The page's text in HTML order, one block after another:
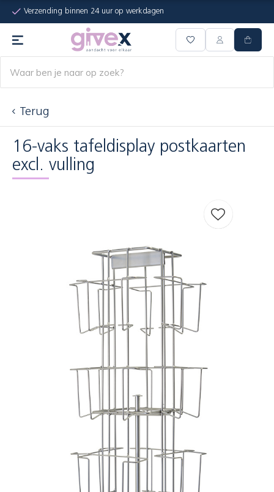
Verzending binnen 24 uur op werkdagen
Terug
16-vaks tafeldisplay postkaarten
excl. vulling